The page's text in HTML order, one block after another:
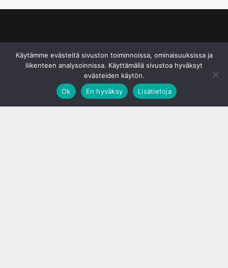
Käytämme evästeitä sivuston toiminnoissa, ominaisuuksissa ja
liikenteen analysoinnissa. Käyttämällä sivustoa hyväksyt
evästeiden käytön.
Ok
En hyväksy Lisätietoja